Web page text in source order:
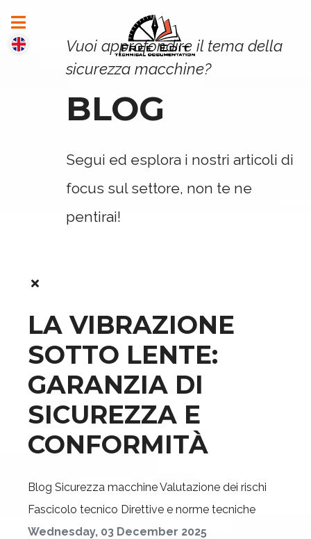
Vuoi approfondire il tema della
sicurezza macchine?
BLOG
Segui ed esplora i nostri articoli di
focus sul settore, non te ne
pentirai!
LA VIBRAZIONE
SOTTO LENTE:
GARANZIA DI
SICUREZZA E
CONFORMITÀ
Blog Sicurezza macchineValutazione dei rischi
Fascicolo tecnico Direttive e norme tecniche
Wednesday, 03 December 2025